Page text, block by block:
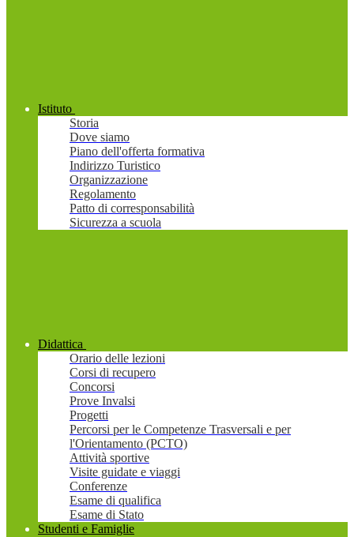
Istituto
Storia
Dove siamo
Piano dell'offerta formativa
Indirizzo Turistico
Organizzazione
Regolamento
Patto di corresponsabilità
Sicurezza a scuola
Didattica
Orario delle lezioni
Corsi di recupero
Concorsi
Prove Invalsi
Progetti
Percorsi per le Competenze Trasversali e per
l'Orientamento (PCTO)
Attività sportive
Visite guidate e viaggi
Conferenze
Esame di qualifica
Esame di Stato
Studenti e Famiglie